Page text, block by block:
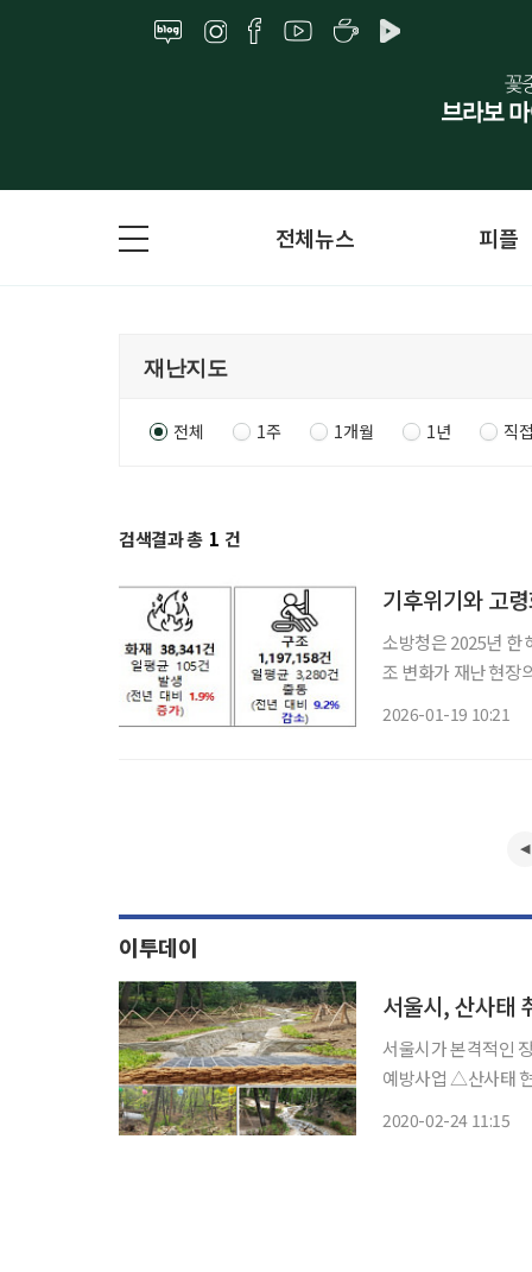
전체뉴스 피플
전체 1주 1개월 1년 직
검색결과 총 1 건
기후위기와 고
소방청은 2025년 한
조 변화가 재난 현장의 모습까지
2026-01-19 10:21
이투데이
서울시, 산사태
서울시가 본격적인 장마철
예방사업 △산사태
2020-02-24 11:15